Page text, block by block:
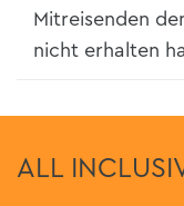
Mitreisenden
nicht erhalten
ALL